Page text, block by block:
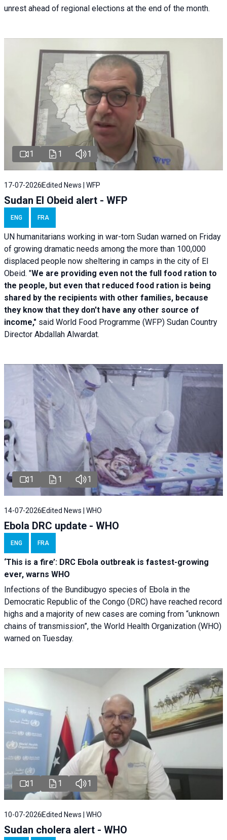
unrest ahead of regional elections at the end of the month.
1 1 1
17-07-2026 Edited News | WFP
Sudan El Obeid alert - WFP
ENG FRA
UN humanitarians working in war-torn Sudan warned on Friday
of growing dramatic needs among the more than 100,000
displaced people now sheltering in camps in the city of El
Obeid. "We are providing even not the full food ration to
the people, but even that reduced food ration is being
shared by the recipients with other families, because
they know that they don't have any other source of
income," said World Food Programme (WFP) Sudan Country
Director Abdallah Alwardat.
1 1 1
14-07-2026 Edited News | WHO
Ebola DRC update - WHO
ENG FRA
‘This is a fire’: DRC Ebola outbreak is fastest-growing
ever, warns WHO
Infections of the Bundibugyo species of Ebola in the
Democratic Republic of the Congo (DRC) have reached record
highs and a majority of new cases are coming from “unknown
chains of transmission”, the World Health Organization (WHO)
warned on Tuesday.
1 1 1
10-07-2026 Edited News | WHO
Sudan cholera alert - WHO